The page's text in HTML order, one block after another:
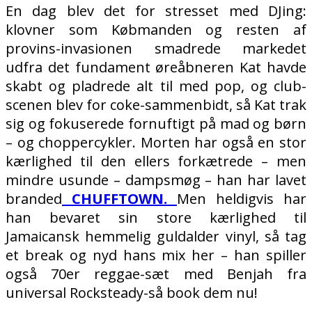
En dag blev det for stresset med DJing:
klovner som Købmanden og resten af
provins-invasionen smadrede markedet
udfra det fundament øreåbneren Kat havde
skabt og pladrede alt til med pop, og club-
scenen blev for coke-sammenbidt, så Kat trak
sig og fokuserede fornuftigt på mad og børn
– og choppercykler. Morten har også en stor
kærlighed til den ellers forkætrede – men
mindre usunde – dampsmøg – han har lavet
branded CHUFFTOWN. Men heldigvis har
han bevaret sin store kærlighed til
Jamaicansk hemmelig guldalder vinyl, så tag
et break og nyd hans mix her – han spiller
også 70er reggae-sæt med Benjah fra
universal Rocksteady-så book dem nu!